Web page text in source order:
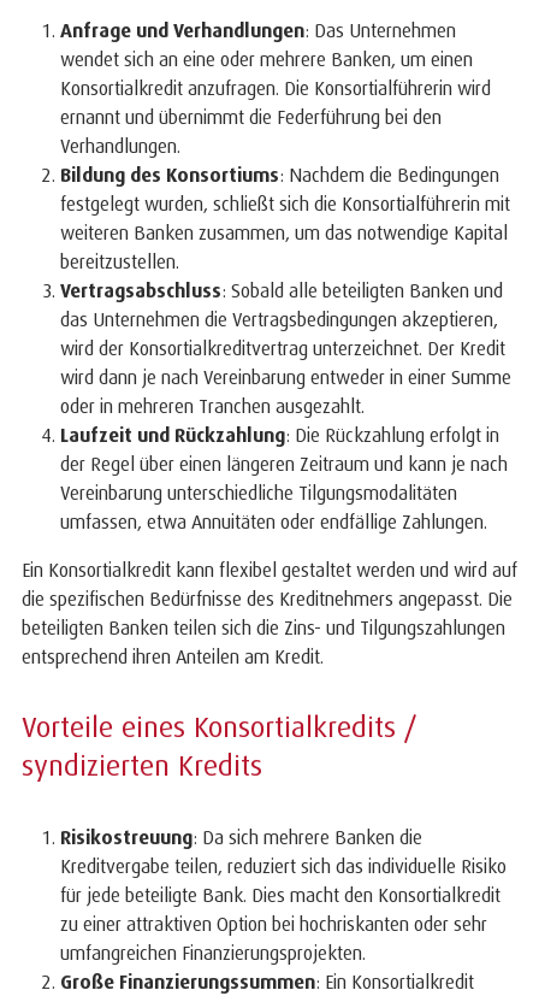
Anfrage und Verhandlungen: Das Unternehmen
wendet sich an eine oder mehrere Banken, um einen
Konsortialkredit anzufragen. Die Konsortialführerin wird
ernannt und übernimmt die Federführung bei den
Verhandlungen.
Bildung des Konsortiums: Nachdem die Bedingungen
festgelegt wurden, schließt sich die Konsortialführerin mit
weiteren Banken zusammen, um das notwendige Kapital
bereitzustellen.
Vertragsabschluss: Sobald alle beteiligten Banken und
das Unternehmen die Vertragsbedingungen akzeptieren,
wird der Konsortialkreditvertrag unterzeichnet. Der Kredit
wird dann je nach Vereinbarung entweder in einer Summe
oder in mehreren Tranchen ausgezahlt.
Laufzeit und Rückzahlung: Die Rückzahlung erfolgt in
der Regel über einen längeren Zeitraum und kann je nach
Vereinbarung unterschiedliche Tilgungsmodalitäten
umfassen, etwa Annuitäten oder endfällige Zahlungen.
Ein Konsortialkredit kann flexibel gestaltet werden und wird auf
die spezifischen Bedürfnisse des Kreditnehmers angepasst. Die
beteiligten Banken teilen sich die Zins- und Tilgungszahlungen
entsprechend ihren Anteilen am Kredit.
Vorteile eines Konsortialkredits /
syndizierten Kredits
Risikostreuung: Da sich mehrere Banken die
Kreditvergabe teilen, reduziert sich das individuelle Risiko
für jede beteiligte Bank. Dies macht den Konsortialkredit
zu einer attraktiven Option bei hochriskanten oder sehr
umfangreichen Finanzierungsprojekten.
Große Finanzierungssummen: Ein Konsortialkredit